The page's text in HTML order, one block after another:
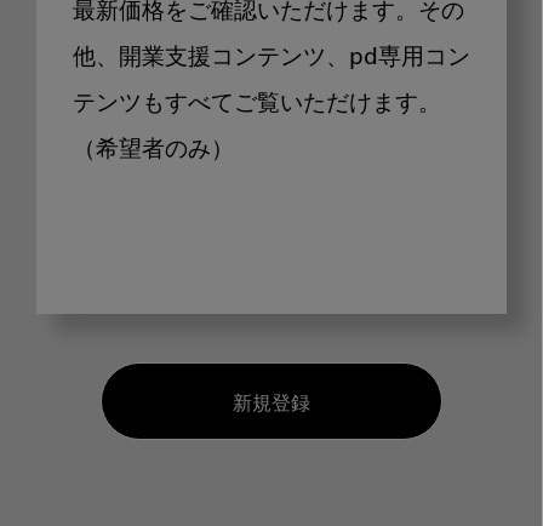
最新価格をご確認いただけます。その
他、開業支援コンテンツ、pd専用コン
テンツもすべてご覧いただけます。
（希望者のみ）
新規登録